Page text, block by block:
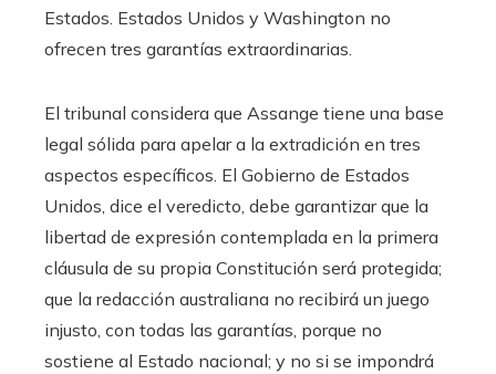
Estados. Estados Unidos y Washington no
ofrecen tres garantías extraordinarias.
El tribunal considera que Assange tiene una base
legal sólida para apelar a la extradición en tres
aspectos específicos. El Gobierno de Estados
Unidos, dice el veredicto, debe garantizar que la
libertad de expresión contemplada en la primera
cláusula de su propia Constitución será protegida;
que la redacción australiana no recibirá un juego
injusto, con todas las garantías, porque no
sostiene al Estado nacional; y no si se impondrá